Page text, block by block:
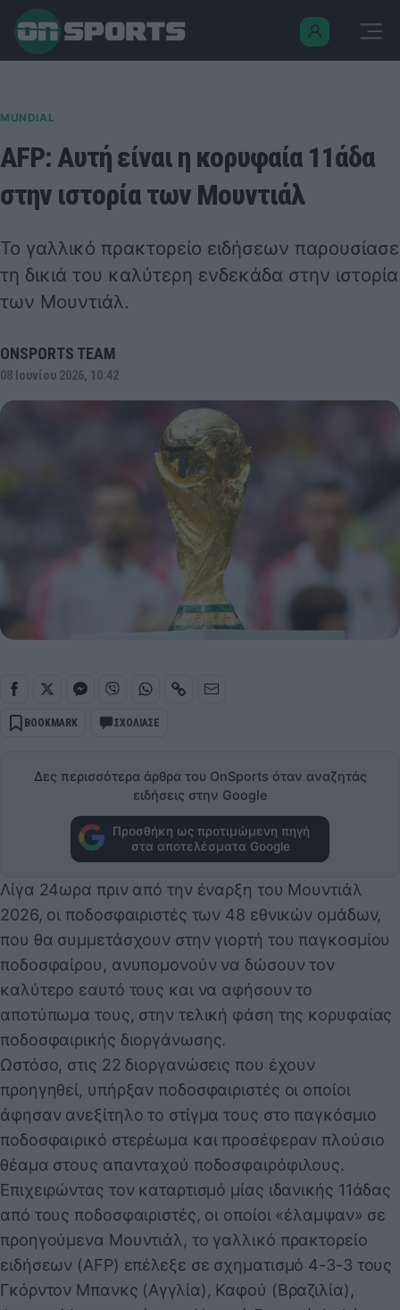
MUNDIAL
AFP: Αυτή είναι η κορυφαία 11άδα
στην ιστορία των Μουντιάλ
Το γαλλικό πρακτορείο ειδήσεων παρουσίασε
τη δικιά του καλύτερη ενδεκάδα στην ιστορία
των Μουντιάλ.
ONSPORTS TEAM
08 Ιουνίου 2026, 10:42
BOOKMARK ΣΧΟΛΙΑΣΕ
Δες περισσότερα άρθρα του OnSports όταν αναζητάς
ειδήσεις στην Google
Προσθήκη ως προτιμώμενη πηγή
στα αποτελέσματα Google
Λίγα 24ωρα πριν από την έναρξη του Μουντιάλ
2026, οι ποδοσφαιριστές των 48 εθνικών ομάδων,
που θα συμμετάσχουν στην γιορτή του παγκοσμίου
ποδοσφαίρου, ανυπομονούν να δώσουν τον
καλύτερο εαυτό τους και να αφήσουν το
αποτύπωμα τους, στην τελική φάση της κορυφαίας
ποδοσφαιρικής διοργάνωσης.
Ωστόσο, στις 22 διοργανώσεις που έχουν
προηγηθεί, υπήρξαν ποδοσφαιριστές οι οποίοι
άφησαν ανεξίτηλο το στίγμα τους στο παγκόσμιο
ποδοσφαιρικό στερέωμα και προσέφεραν πλούσιο
θέαμα στους απανταχού ποδοσφαιρόφιλους.
Επιχειρώντας τον καταρτισμό μίας ιδανικής 11άδας
από τους ποδοσφαιριστές, οι οποίοι «έλαμψαν» σε
προηγούμενα Μουντιάλ, το γαλλικό πρακτορείο
ειδήσεων (AFP) επέλεξε σε σχηματισμό 4-3-3 τους
Γκόρντον Μπανκς (Αγγλία), Καφού (Βραζιλία),